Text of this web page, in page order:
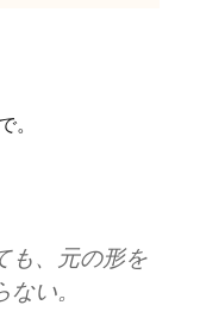
。
も、元の形を
い。